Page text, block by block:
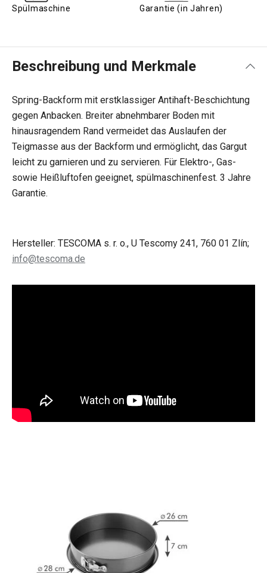
Spülmaschine Garantie (in Jahren)
Beschreibung und Merkmale
Spring-Backform mit erstklassiger Antihaft-Beschichtung
gegen Anbacken. Breiter abnehmbarer Boden mit
hinausragendem Rand vermeidet das Auslaufen der
Teigmasse aus der Backform und ermöglicht, das Gargut
leicht zu garnieren und zu servieren. Für Elektro-, Gas-
sowie Heißluftofen geeignet, spülmaschinenfest. 3 Jahre
Garantie.
Hersteller: TESCOMA s. r. o., U Tescomy 241, 760 01 Zlín;
info@tescoma.de